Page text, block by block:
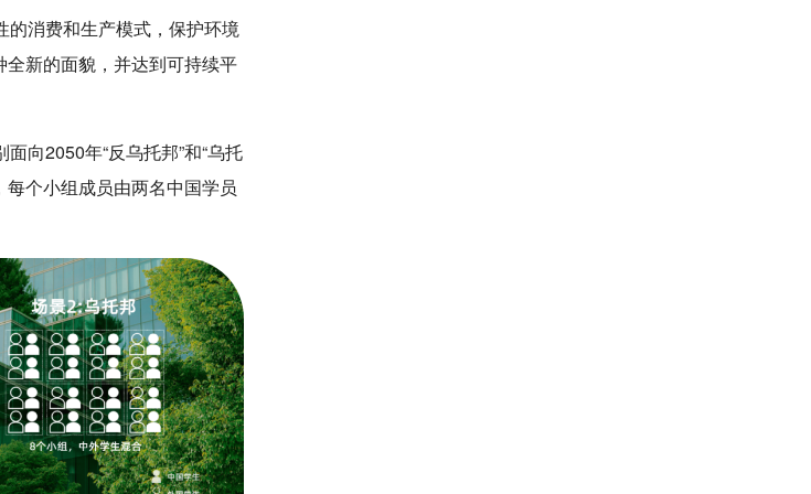
消费和生产模式，保护环境
全新的面貌，并达到可持续平
向2050年“反乌托邦”和“乌托
个小组成员由两名中国学员